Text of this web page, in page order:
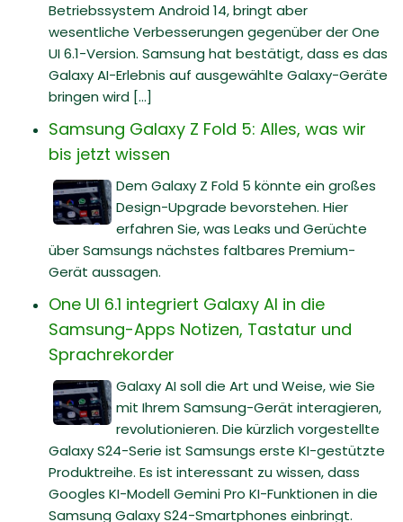
Betriebssystem Android 14, bringt aber
wesentliche Verbesserungen gegenüber der One
UI 6.1-Version. Samsung hat bestätigt, dass es das
Galaxy AI-Erlebnis auf ausgewählte Galaxy-Geräte
bringen wird [...]
Samsung Galaxy Z Fold 5: Alles, was wir
bis jetzt wissen
Dem Galaxy Z Fold 5 könnte ein großes
Design-Upgrade bevorstehen. Hier
erfahren Sie, was Leaks und Gerüchte
über Samsungs nächstes faltbares Premium-
Gerät aussagen.
One UI 6.1 integriert Galaxy AI in die
Samsung-Apps Notizen, Tastatur und
Sprachrekorder
Galaxy AI soll die Art und Weise, wie Sie
mit Ihrem Samsung-Gerät interagieren,
revolutionieren. Die kürzlich vorgestellte
Galaxy S24-Serie ist Samsungs erste KI-gestützte
Produktreihe. Es ist interessant zu wissen, dass
Googles KI-Modell Gemini Pro KI-Funktionen in die
Samsung Galaxy S24-Smartphones einbringt.